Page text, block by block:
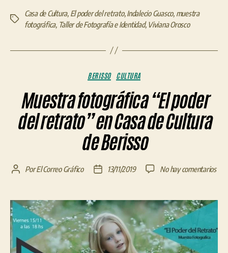
Etiquetas
Casa de Cultura, El poder del retrato,Indalecio Guasco, muestra
fotográfica, Taller de Fotografía e Identidad, Viviana Orosco
Categorías
BERISSO CULTURA
Muestra fotográfica “El poder
del retrato” en Casa de Cultura
de Berisso
Autor
entrada
PorEl Correo Gráfico
Fecha
entrada
13/11/2019 No hay comentariosen
“El